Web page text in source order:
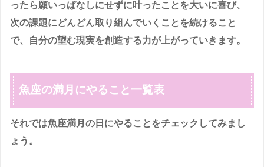
ったら願いっぱなしにせずに叶ったことを大いに喜び、
次の課題にどんどん取り組んでいくことを続けること
で、自分の望む現実を創造する力が上がっていきます。
魚座の満月にやること一覧表
それでは魚座満月の日にやることをチェックしてみまし
ょう。